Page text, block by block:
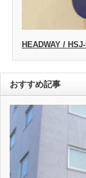
HEADWAY /
おすすめ記事